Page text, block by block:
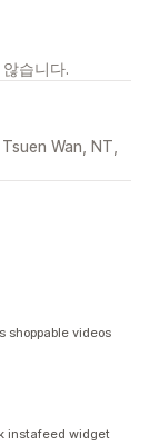
습니다.
Wan, NT,
shoppable videos
instafeed widget